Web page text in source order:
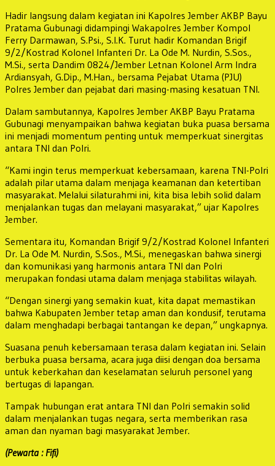
Hadir langsung dalam kegiatan ini Kapolres Jember AKBP Bayu
Pratama Gubunagi didampingi Wakapolres Jember Kompol
Ferry Darmawan, S.Psi., S.I.K. Turut hadir Komandan Brigif
9/2/Kostrad Kolonel Infanteri Dr. La Ode M. Nurdin, S.Sos.,
M.Si., serta Dandim 0824/Jember Letnan Kolonel Arm Indra
Ardiansyah, G.Dip., M.Han., bersama Pejabat Utama (PJU)
Polres Jember dan pejabat dari masing-masing kesatuan TNI.
Dalam sambutannya, Kapolres Jember AKBP Bayu Pratama
Gubunagi menyampaikan bahwa kegiatan buka puasa bersama
ini menjadi momentum penting untuk memperkuat sinergitas
antara TNI dan Polri.
“Kami ingin terus memperkuat kebersamaan, karena TNI-Polri
adalah pilar utama dalam menjaga keamanan dan ketertiban
masyarakat. Melalui silaturahmi ini, kita bisa lebih solid dalam
menjalankan tugas dan melayani masyarakat,” ujar Kapolres
Jember.
Sementara itu, Komandan Brigif 9/2/Kostrad Kolonel Infanteri
Dr. La Ode M. Nurdin, S.Sos., M.Si., menegaskan bahwa sinergi
dan komunikasi yang harmonis antara TNI dan Polri
merupakan fondasi utama dalam menjaga stabilitas wilayah.
“Dengan sinergi yang semakin kuat, kita dapat memastikan
bahwa Kabupaten Jember tetap aman dan kondusif, terutama
dalam menghadapi berbagai tantangan ke depan,” ungkapnya.
Suasana penuh kebersamaan terasa dalam kegiatan ini. Selain
berbuka puasa bersama, acara juga diisi dengan doa bersama
untuk keberkahan dan keselamatan seluruh personel yang
bertugas di lapangan.
Tampak hubungan erat antara TNI dan Polri semakin solid
dalam menjalankan tugas negara, serta memberikan rasa
aman dan nyaman bagi masyarakat Jember.
(Pewarta : Fifi)